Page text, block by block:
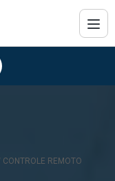
REMOTO